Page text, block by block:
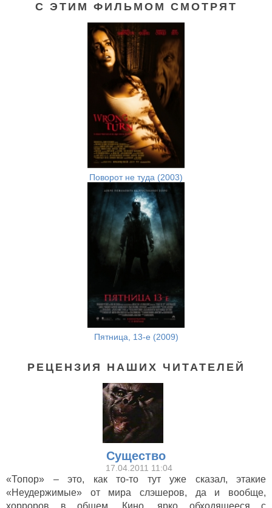
С ЭТИМ ФИЛЬМОМ СМОТРЯТ
Поворот не туда (2003)
Пятница, 13-е (2009)
РЕЦЕНЗИЯ НАШИХ ЧИТАТЕЛЕЙ
Существо
17.04.2011 11:04
«Топор» – это, как то-то тут уже сказал, этакие
«Неудержимые» от мира слэшеров, да и вообще,